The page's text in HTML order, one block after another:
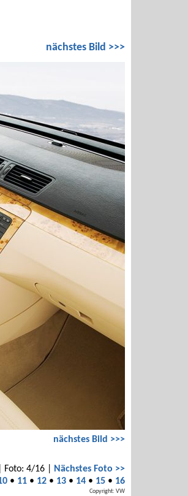
nächstes Bild >>>
nächstes Bild >>>
| Foto: 4/16 |
Nächstes Foto >>
• 11 • 12 • 13 • 14 • 15 • 16
Copyright: VW